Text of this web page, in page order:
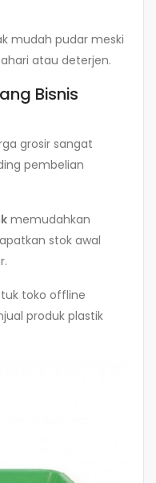
mudah pudar meski
atau deterjen.
Bisnis
grosir sangat
pembelian
memudahkan
stok awal
toko offline
produk plastik